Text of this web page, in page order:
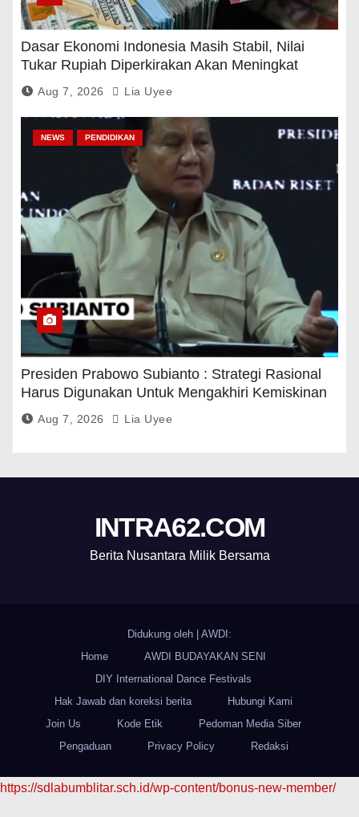
Dasar Ekonomi Indonesia Masih Stabil, Nilai
Tukar Rupiah Diperkirakan Akan Meningkat
Aug 7, 2026 Lia Uyee
NEWS PENDIDIKAN
Presiden Prabowo Subianto : Strategi Rasional
Harus Digunakan Untuk Mengakhiri Kemiskinan
Aug 7, 2026 Lia Uyee
INTRA62.COM
Berita Nusantara Milik Bersama
Didukung oleh | AWDI:
Home
AWDI BUDAYAKAN SENI
DIY International Dance Festivals
Hak Jawab dan koreksi berita
Hubungi Kami
Join Us
Kode Etik
Pedoman Media Siber
Pengaduan
Privacy Policy Redaksi
https://sdlabumblitar.sch.id/wp-content/bonus-new-member/